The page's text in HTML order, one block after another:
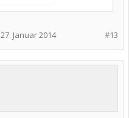
#13
27. Januar 2014